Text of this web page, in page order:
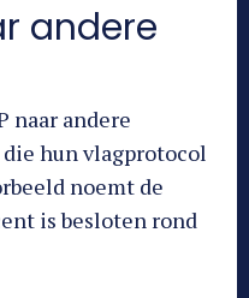
andere
naar andere
hun vlagprotocol
noemt de
is besloten rond